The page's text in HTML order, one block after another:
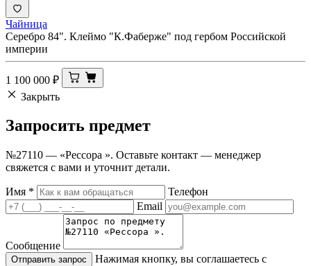
Чайница
Серебро 84". Клеймо "К.Фаберже" под гербом Российской
империи
1 100 000 ₽
Закрыть
Запросить предмет
№27110 — «Рессора ». Оставьте контакт — менеджер
свяжется с вами и уточнит детали.
Имя *
Телефон
Email
Сообщение
Отправить запрос
Нажимая кнопку, вы соглашаетесь с